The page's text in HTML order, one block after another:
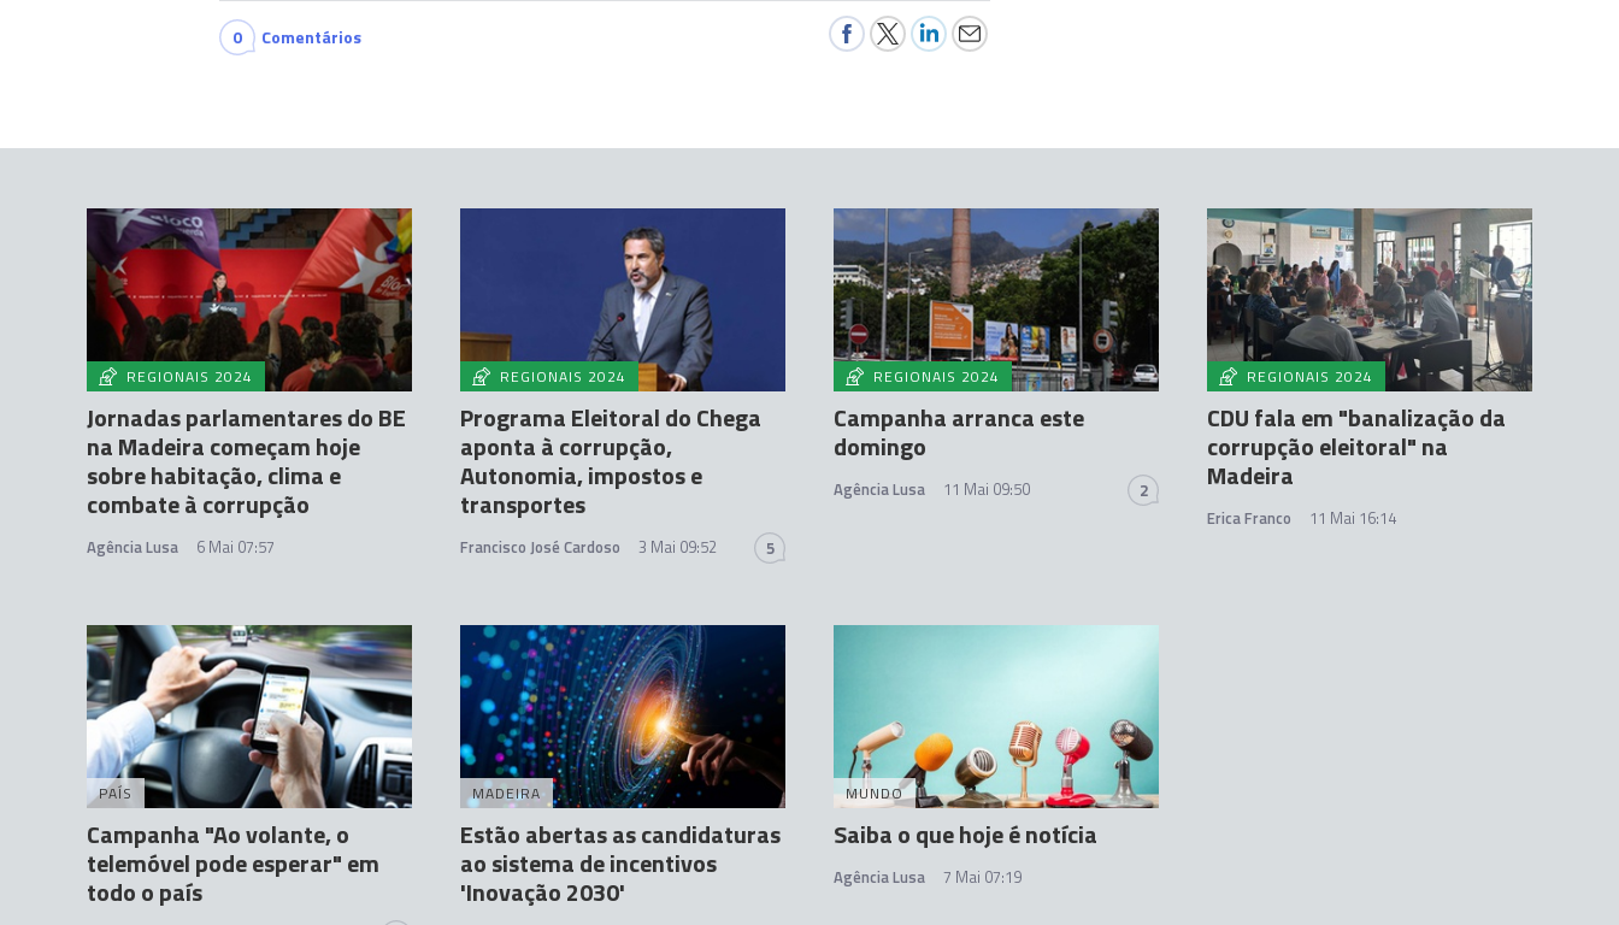
0 Comentários
REGIONAIS 2024
Jornadas parlamentares do BE
na Madeira começam hoje
sobre habitação, clima e
combate à corrupção
Agência Lusa 6 Mai 07:57
REGIONAIS 2024
Programa Eleitoral do Chega
aponta à corrupção,
Autonomia, impostos e
transportes
Francisco José Cardoso 3 Mai 09:52 5
REGIONAIS 2024
Campanha arranca este
domingo
Agência Lusa 11 Mai 09:50 2
REGIONAIS 2024
CDU fala em "banalização da
corrupção eleitoral" na
Madeira
Erica Franco 11 Mai 16:14
PAÍS
Campanha "Ao volante, o
telemóvel pode esperar" em
todo o país
MADEIRA
Estão abertas as candidaturas
ao sistema de incentivos
'Inovação 2030'
MUNDO
Saiba o que hoje é notícia
Agência Lusa 7 Mai 07:19